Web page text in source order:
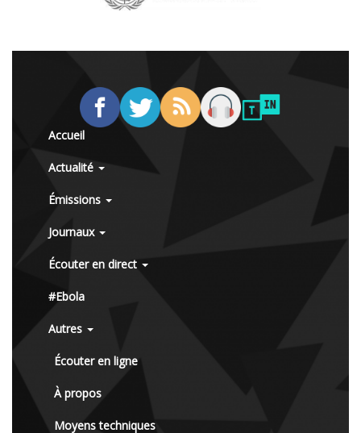
Accueil
Actualité
Émissions
Journaux
Écouter en direct
#Ebola
Autres
Écouter en ligne
À propos
Moyens techniques